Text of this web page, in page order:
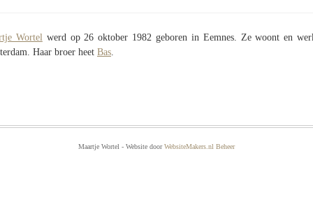
Wortelwerd op 26 oktober 1982 geboren in Eemnes. Ze woont en
Haar broer heet Bas.
Maartje Wortel - Website doorWebsiteMakers.nl Beheer